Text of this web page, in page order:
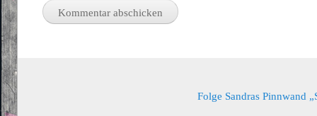
Folge Sandras Pinnwand